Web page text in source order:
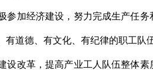
参加经济建设，努力完成生产任
道德、有文化、有纪律的职工队伍
设改革，提高产业工人队伍整体